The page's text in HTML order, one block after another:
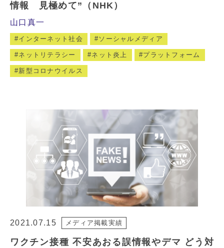
情報 見極めて”（NHK）
山口真一
インターネット社会 ソーシャルメディア
ネットリテラシー ネット炎上 プラットフォーム
新型コロナウイルス
2021.07.15 メディア掲載実績
ワクチン接種 不安あおる誤情報やデマ どう対